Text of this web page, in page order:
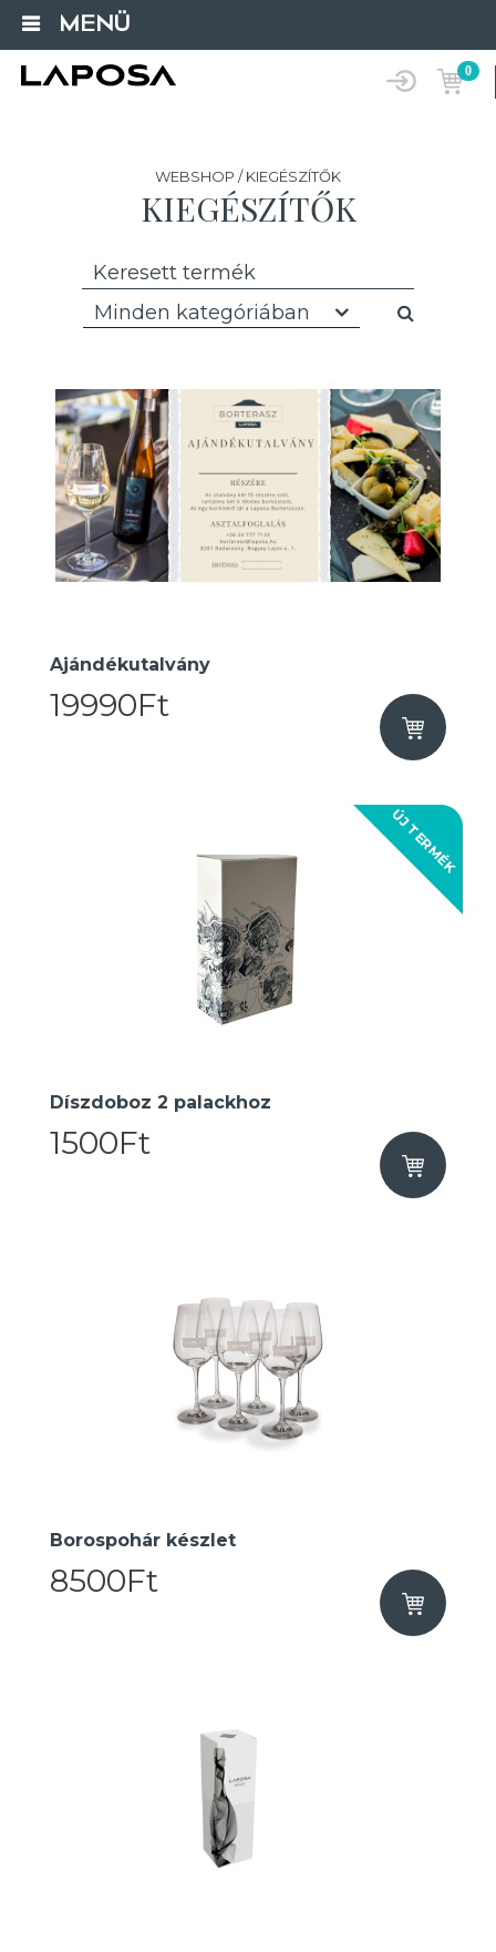
MENÜ
0
WEBSHOP / KIEGÉSZÍTŐK
KIEGÉSZÍTŐK
Minden kategóriában
Ajándékutalvány
19990Ft
ÚJ TERMÉK
Díszdoboz 2 palackhoz
1500Ft
Borospohár készlet
8500Ft